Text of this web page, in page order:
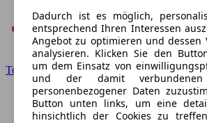
Toyota
Dadurch ist es möglich,
entsprechend Ihren Interessen
Angebot zu optimieren und dessen
analysieren. Klicken Sie den
um dem Einsatz von
und der damit verbundenen
personenbezogener Daten
Button unten links, um eine
hinsichtlich der Cookies zu